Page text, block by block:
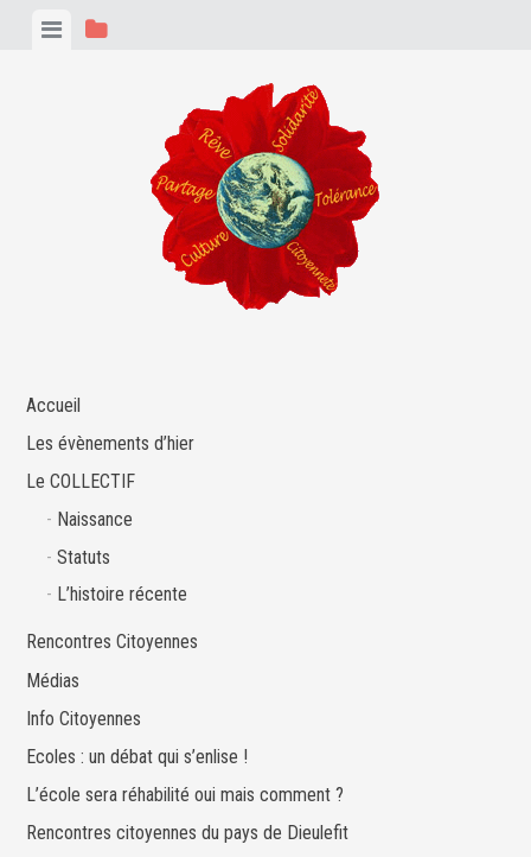
ViewView
Accueil
Les évènements d’hier
Le COLLECTIF
Naissance
Statuts
L’histoire récente
Rencontres Citoyennes
Médias
Info Citoyennes
Ecoles : un débat qui s’enlise !
L’école sera réhabilité oui mais comment ?
Rencontres citoyennes du pays de Dieulefit